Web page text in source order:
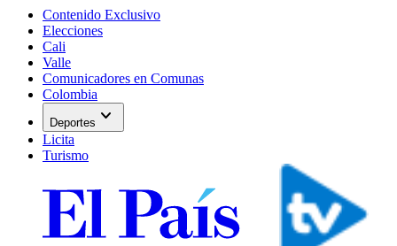
Contenido Exclusivo
Elecciones
Cali
Valle
Comunicadores en Comunas
Colombia
Deportes expand_more
Licita
Turismo